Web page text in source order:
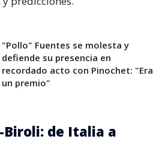
"Pollo" Fuentes se molesta y
defiende su presencia en
recordado acto con Pinochet: "Era
un premio"
Biroli: de Italia a